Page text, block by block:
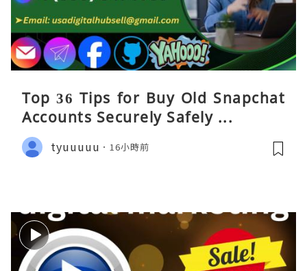
Top 36 Tips for Buy Old Snapchat
Accounts Securely Safely ...
tyuuuuu 16小時前